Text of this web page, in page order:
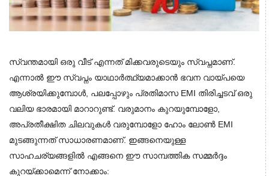
സ്വന്തമായി ഒരു വീട് എന്നത് മിക്കവരുടെയും സ്വപ്നമാണ്.
എന്നാൽ ഈ സ്വപ്നം യാഥാർത്ഥ്യമാക്കാൻ ഭവന വായ്പയെ
ആശ്രയിക്കുമ്പോൾ, പലപ്പോഴും പ്രതിമാസ EMI തിരിച്ചടവ് ഒരു
വലിയ ഭാരമായി മാറാറുണ്ട്. വരുമാനം കുറയുമ്പോളോ,
അപ്രതീക്ഷിത ചിലവുകൾ വരുമ്പോളോ ഹോം ലോൺ EMI
മുടങ്ങുന്നത് സാധാരണമാണ്. ഇങ്ങനെയുള്ള
സാഹചര്യങ്ങളിൽ എങ്ങനെ ഈ സാമ്പത്തിക സമ്മർദ്ദം
കുറയ്ക്കാമെന്ന് നോക്കാം: